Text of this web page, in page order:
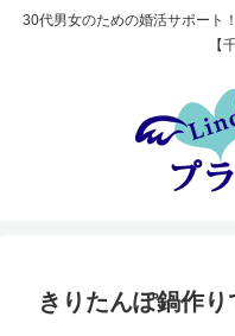
30代男女のための婚活サポート
【
きりたんぽ鍋作り